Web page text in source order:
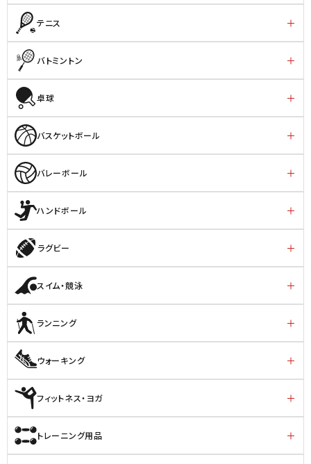
テニス
バトミントン
卓球
バスケットボール
バレーボール
ハンドボール
ラグビー
スイム・競泳
ランニング
ウォーキング
フィットネス・ヨガ
トレーニング用品